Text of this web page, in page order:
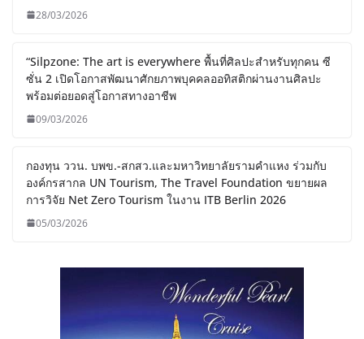
28/03/2026
“Silpzone: The art is everywhere พื้นที่ศิลปะสำหรับทุกคน ซี
ซั่น 2 เปิดโอกาสพัฒนาศักยภาพบุคคลออทิสติกผ่านงานศิลปะ
พร้อมต่อยอดสู่โอกาสทางอาชีพ
09/03/2026
กองทุน ววน. บพข.-สกสว.และมหาวิทยาลัยรามคำแหง ร่วมกับ
องค์กรสากล UN Tourism, The Travel Foundation ขยายผล
การวิจัย Net Zero Tourism ในงาน ITB Berlin 2026
05/03/2026